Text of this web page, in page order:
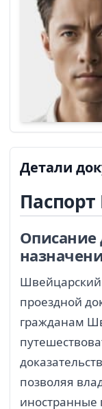
Детали
Описание
проездной
гражданам
позволяя
иностранные